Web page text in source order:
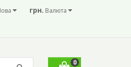
грн. Валюта
0